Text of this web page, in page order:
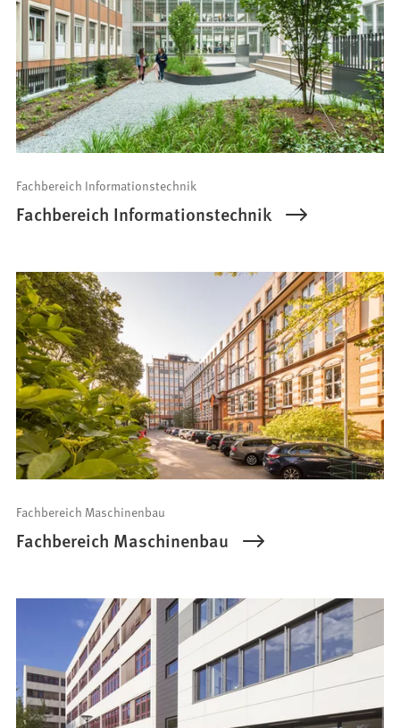
Fachbereich Informationstechnik
Fachbereich Informationstechnik
Fachbereich Maschinenbau
Fachbereich Maschinenbau